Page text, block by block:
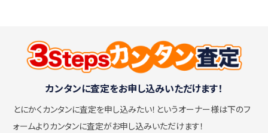
カンタンに査定をお申し込みいただけます！
とにかくカンタンに査定を申し込みたい！ というオーナー様は下のフ
ォームよりカンタンに査定がお申し込みいただけます！